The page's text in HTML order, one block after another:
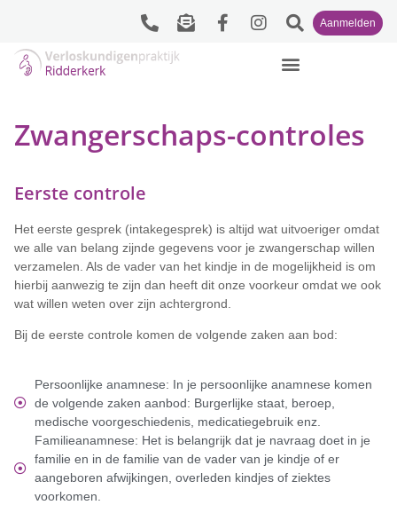
Aanmelden
Zwangerschaps-controles
Eerste controle
Het eerste gesprek (intakegesprek) is altijd wat uitvoeriger omdat
we alle van belang zijnde gegevens voor je zwangerschap willen
verzamelen. Als de vader van het kindje in de mogelijkheid is om
hierbij aanwezig te zijn dan heeft dit onze voorkeur omdat we ook
wat willen weten over zijn achtergrond.
Bij de eerste controle komen de volgende zaken aan bod:
Persoonlijke anamnese: In je persoonlijke anamnese komen
de volgende zaken aanbod: Burgerlijke staat, beroep,
medische voorgeschiedenis, medicatiegebruik enz.
Familieanamnese: Het is belangrijk dat je navraag doet in je
familie en in de familie van de vader van je kindje of er
aangeboren afwijkingen, overleden kindjes of ziektes
voorkomen.